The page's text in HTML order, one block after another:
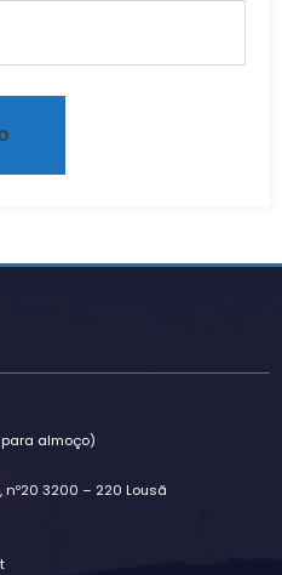
almoço)
3200 – 220 Lousã